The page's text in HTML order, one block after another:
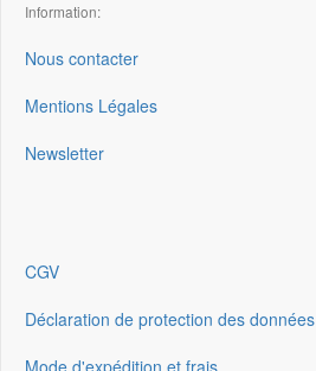
Information:
Nous contacter
Mentions Légales
Newsletter
CGV
Déclaration de protection des données
Mode d'expédition et frais